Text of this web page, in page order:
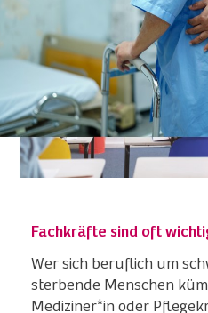
Fachkräfte sind oft
Wer sich beruflich um
sterbende Menschen
Mediziner*in oder